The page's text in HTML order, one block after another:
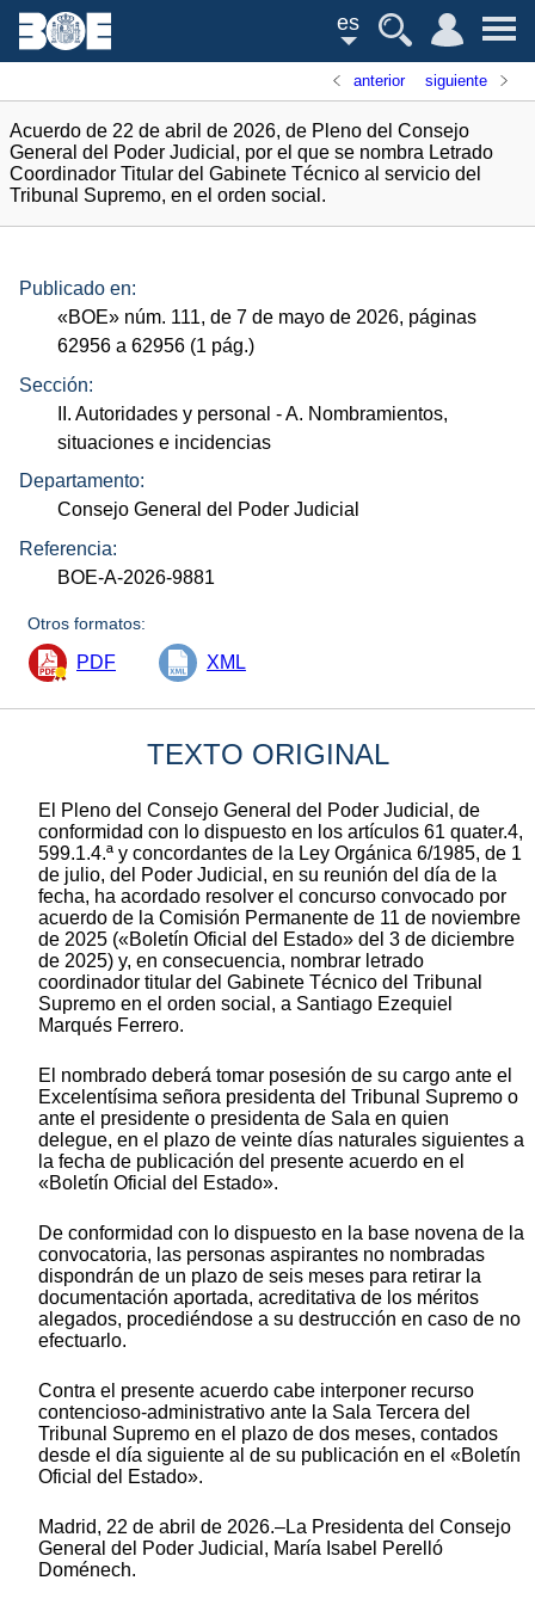
es
anterior siguiente
Acuerdo de 22 de abril de 2026, de Pleno del Consejo
General del Poder Judicial, por el que se nombra Letrado
Coordinador Titular del Gabinete Técnico al servicio del
Tribunal Supremo, en el orden social.
Publicado en:
«BOE» núm. 111, de 7 de mayo de 2026, páginas
62956 a 62956 (1 pág.)
Sección:
II. Autoridades y personal - A. Nombramientos,
situaciones e incidencias
Departamento:
Consejo General del Poder Judicial
Referencia:
BOE-A-2026-9881
Otros formatos:
PDF XML
TEXTO ORIGINAL
El Pleno del Consejo General del Poder Judicial, de
conformidad con lo dispuesto en los artículos 61 quater.4,
599.1.4.ª y concordantes de la Ley Orgánica 6/1985, de 1
de julio, del Poder Judicial, en su reunión del día de la
fecha, ha acordado resolver el concurso convocado por
acuerdo de la Comisión Permanente de 11 de noviembre
de 2025 («Boletín Oficial del Estado» del 3 de diciembre
de 2025) y, en consecuencia, nombrar letrado
coordinador titular del Gabinete Técnico del Tribunal
Supremo en el orden social, a Santiago Ezequiel
Marqués Ferrero.
El nombrado deberá tomar posesión de su cargo ante el
Excelentísima señora presidenta del Tribunal Supremo o
ante el presidente o presidenta de Sala en quien
delegue, en el plazo de veinte días naturales siguientes a
la fecha de publicación del presente acuerdo en el
«Boletín Oficial del Estado».
De conformidad con lo dispuesto en la base novena de la
convocatoria, las personas aspirantes no nombradas
dispondrán de un plazo de seis meses para retirar la
documentación aportada, acreditativa de los méritos
alegados, procediéndose a su destrucción en caso de no
efectuarlo.
Contra el presente acuerdo cabe interponer recurso
contencioso-administrativo ante la Sala Tercera del
Tribunal Supremo en el plazo de dos meses, contados
desde el día siguiente al de su publicación en el «Boletín
Oficial del Estado».
Madrid, 22 de abril de 2026.–La Presidenta del Consejo
General del Poder Judicial, María Isabel Perelló
Doménech.